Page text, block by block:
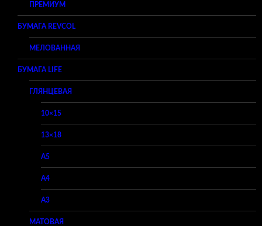
ПРЕМИУМ
БУМАГА REVCOL
МЕЛОВАННАЯ
БУМАГА LIFE
ГЛЯНЦЕВАЯ
10×15
13×18
A5
A4
A3
МАТОВАЯ